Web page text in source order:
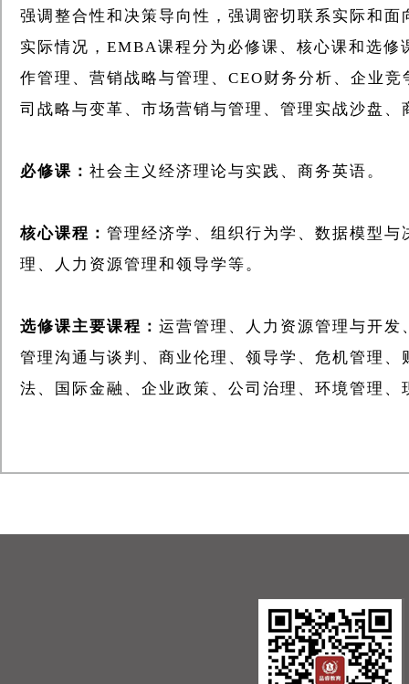
强调整合性和决策导向性，强调密切联系实际和
实际情况，EMBA课程分为必修课、核心课和选
作管理、营销战略与管理、CEO财务分析、企业
司战略与变革、市场营销与管理、管理实战沙盘
必修课： 社会主义经济理论与实践、商务英语。
核心课程： 管理经济学、组织行为学、数据模型
理、人力资源管理和领导学等。
选修课主要课程： 运营管理、人力资源管理与开
管理沟通与谈判、商业伦理、领导学、危机管理
法、国际金融、企业政策、公司治理、环境管理